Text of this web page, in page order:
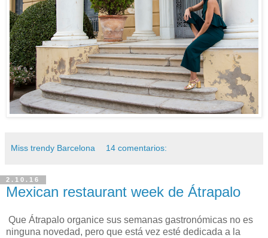
Miss trendy Barcelona 14 comentarios:
2.10.16
Mexican restaurant week de Átrapalo
Que Átrapalo organice sus semanas gastronómicas no es
ninguna novedad, pero que está vez esté dedicada a la